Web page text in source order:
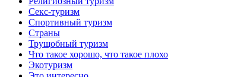
Секс-туризм
Спортивный туризм
Страны
Трущобный туризм
Что такое хорошо, что такое плохо
Экотуризм